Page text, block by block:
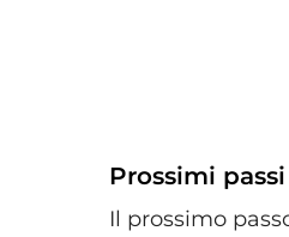
Prossimi passi
Il prossimo